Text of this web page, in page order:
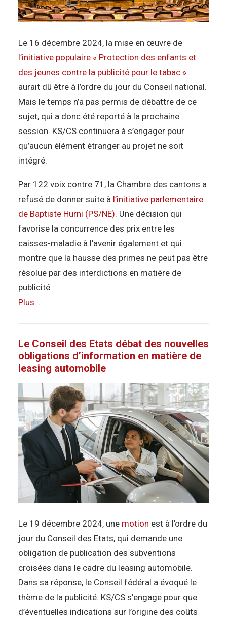
Le 16 décembre 2024, la mise en œuvre de
l’initiative populaire « Protection des enfants et
des jeunes contre la publicité pour le tabac »
aurait dû être à l’ordre du jour du Conseil national.
Mais le temps n’a pas permis de débattre de ce
sujet, qui a donc été reporté à la prochaine
session. KS/CS continuera à s’engager pour
qu’aucun élément étranger au projet ne soit
intégré.
Par 122 voix contre 71, la Chambre des cantons a
refusé de donner suite à l’initiative parlementaire
de Baptiste Hurni (PS/NE). Une décision qui
favorise la concurrence des prix entre les
caisses-maladie à l’avenir également et qui
montre que la hausse des primes ne peut pas être
résolue par des interdictions en matière de
publicité.
Plus…
Le Conseil des Etats débat des nouvelles
obligations d’information en matière de
leasing automobile
Le 19 décembre 2024, une motion est à l’ordre du
jour du Conseil des Etats, qui demande une
obligation de publication des subventions
croisées dans le cadre du leasing automobile.
Dans sa réponse, le Conseil fédéral a évoqué le
thème de la publicité. KS/CS s’engage pour que
d’éventuelles indications sur l’origine des coûts